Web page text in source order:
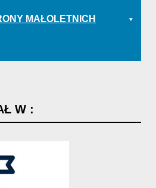
MAŁOLETNICH
W :